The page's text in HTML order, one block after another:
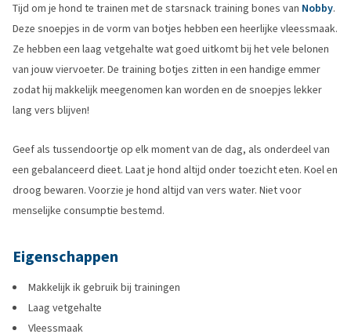
Tijd om je hond te trainen met de starsnack training bones van Nobby.
Deze snoepjes in de vorm van botjes hebben een heerlijke vleessmaak.
Ze hebben een laag vetgehalte wat goed uitkomt bij het vele belonen
van jouw viervoeter. De training botjes zitten in een handige emmer
zodat hij makkelijk meegenomen kan worden en de snoepjes lekker
lang vers blijven!
Geef als tussendoortje op elk moment van de dag, als onderdeel van
een gebalanceerd dieet. Laat je hond altijd onder toezicht eten. Koel en
droog bewaren. Voorzie je hond altijd van vers water. Niet voor
menselijke consumptie bestemd.
Eigenschappen
Makkelijk ik gebruik bij trainingen
Laag vetgehalte
Vleessmaak